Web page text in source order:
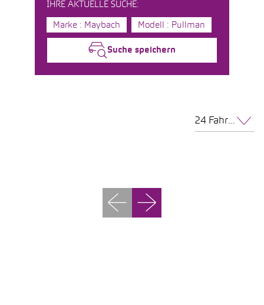
IHRE AKTUELLE SUCHE:
Marke : Maybach Modell : Pullman
Suche speichern
24 Fahrzeuge pro Seite